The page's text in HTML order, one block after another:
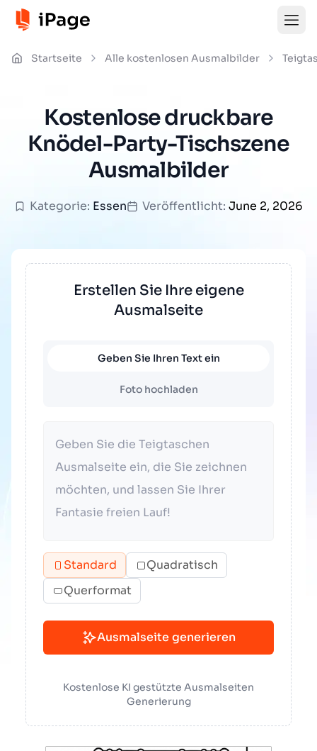
Startseite Alle kostenlosen Ausmalbilder
Kostenlose druckbare
Knödel-Party-Tischszene
Ausmalbilder
Kategorie: Essen Veröffentlicht: June 2, 2026
Erstellen Sie Ihre eigene
Ausmalseite
Geben Sie Ihren Text ein
Foto hochladen
Standard
Quadratisch
Querformat
Ausmalseite generieren
Kostenlose KI gestützte Ausmalseiten
Generierung